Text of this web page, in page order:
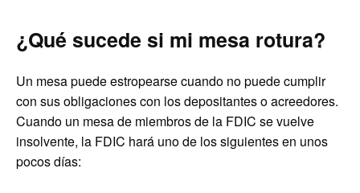
¿Qué sucede si mi mesa rotura?
Un mesa puede estropearse cuando no puede cumplir
con sus obligaciones con los depositantes o acreedores.
Cuando un mesa de miembros de la FDIC se vuelve
insolvente, la FDIC hará uno de los siguientes en unos
pocos días: